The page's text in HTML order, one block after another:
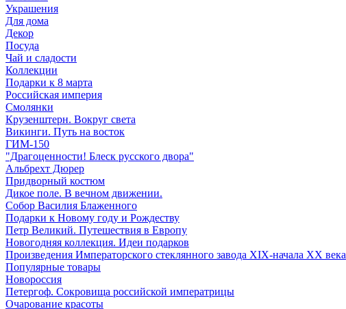
Украшения
Для дома
Декор
Посуда
Чай и сладости
Коллекции
Подарки к 8 марта
Российская империя
Смолянки
Крузенштерн. Вокруг света
Викинги. Путь на восток
ГИМ-150
"Драгоценности! Блеск русского двора"
Альбрехт Дюрер
Придворный костюм
Дикое поле. В вечном движении.
Собор Василия Блаженного
Подарки к Новому году и Рождеству
Петр Великий. Путешествия в Европу
Новогодняя коллекция. Идеи подарков
Произведения Императорского стеклянного завода XIX-начала XX века
Популярные товары
Новороссия
Петергоф. Сокровища российской императрицы
Очарование красоты